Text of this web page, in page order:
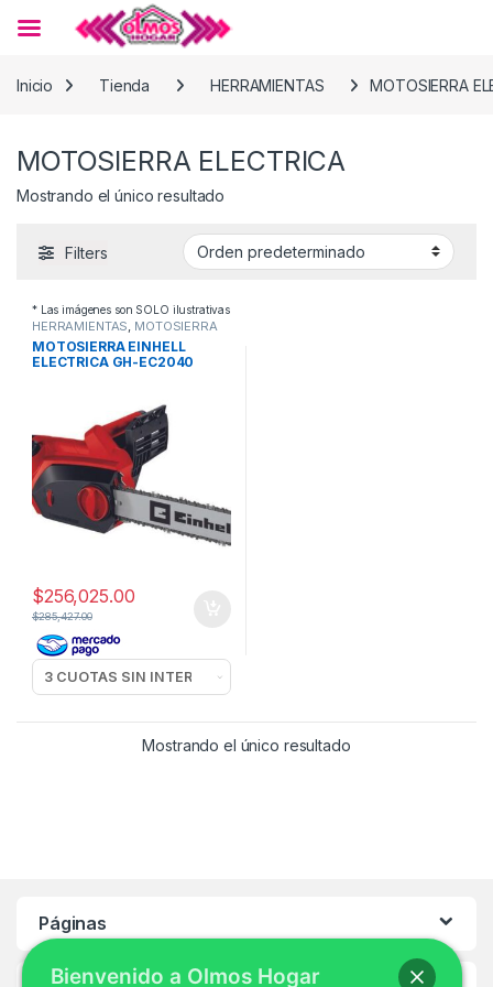
Inicio
Tienda HERRAMIENTAS MOTOSIERRA
MOTOSIERRA ELECTRICA
Mostrando el único resultado
Filters
* Las imágenes son SOLO ilustrativas
HERRAMIENTAS, MOTOSIERRA
ELECTRICA
MOTOSIERRA EINHELL
ELECTRICA GH-EC2040
$256,025.00
$285,427.00
Mostrando el único resultado
Páginas
Bienvenido a Olmos Hogar